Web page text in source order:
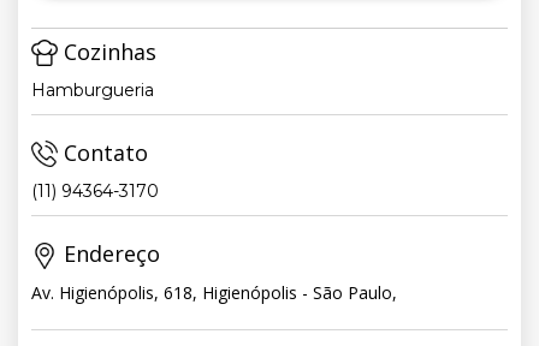
Cozinhas
Hamburgueria
Contato
(11) 94364-3170
Endereço
Av. Higienópolis, 618, Higienópolis - São Paulo,